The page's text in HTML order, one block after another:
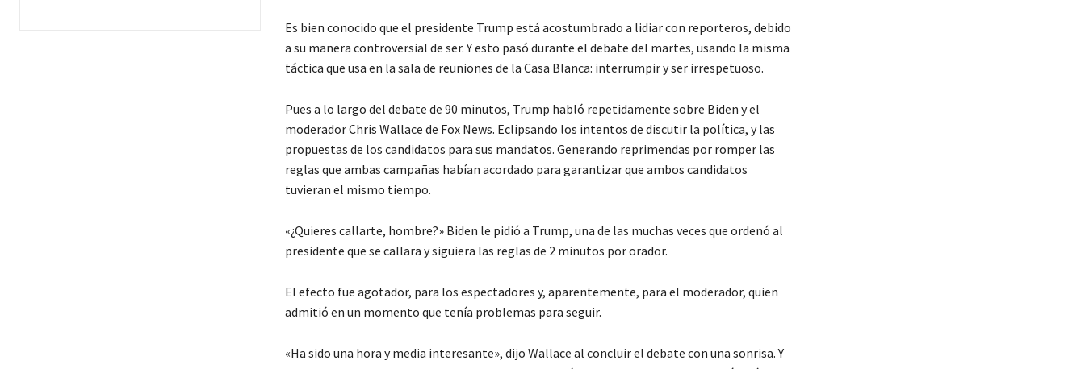
Es bien conocido que el presidente Trump está acostumbrado a lidiar con reporteros, debido
a su manera controversial de ser. Y esto pasó durante el debate del martes, usando la misma
táctica que usa en la sala de reuniones de la Casa Blanca: interrumpir y ser irrespetuoso.
Pues a lo largo del debate de 90 minutos, Trump habló repetidamente sobre Biden y el
moderador Chris Wallace de Fox News. Eclipsando los intentos de discutir la política, y las
propuestas de los candidatos para sus mandatos. Generando reprimendas por romper las
reglas que ambas campañas habían acordado para garantizar que ambos candidatos
tuvieran el mismo tiempo.
«¿Quieres callarte, hombre?» Biden le pidió a Trump, una de las muchas veces que ordenó al
presidente que se callara y siguiera las reglas de 2 minutos por orador.
El efecto fue agotador, para los espectadores y, aparentemente, para el moderador, quien
admitió en un momento que tenía problemas para seguir.
«Ha sido una hora y media interesante», dijo Wallace al concluir el debate con una sonrisa. Y